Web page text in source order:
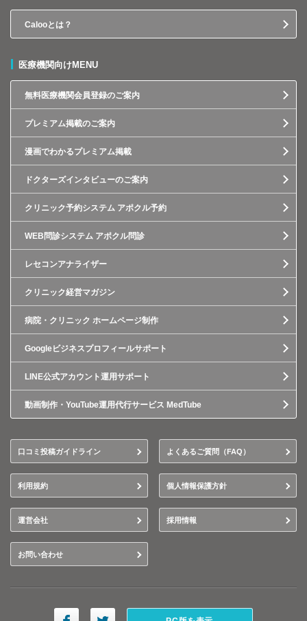
Calooとは？
医療機関向けMENU
無料医療機関会員登録のご案内
プレミアム掲載のご案内
漫画でわかるプレミアム掲載
ドクターズインタビューのご案内
クリニック予約システム アポクル予約
WEB問診システム アポクル問診
レセコンアナライザー
クリニック経営マガジン
病院・クリニック ホームページ制作
Googleビジネスプロフィールサポート
LINE公式アカウント運用サポート
動画制作・YouTube運用代行サービス MedTube
口コミ投稿ガイドライン よくあるご質問（FAQ）
利用規約 個人情報保護方針
運営会社 採用情報
お問い合わせ